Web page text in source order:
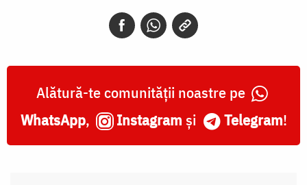
Alătură-te comunității noastre pe
WhatsApp, Instagram și Telegram!